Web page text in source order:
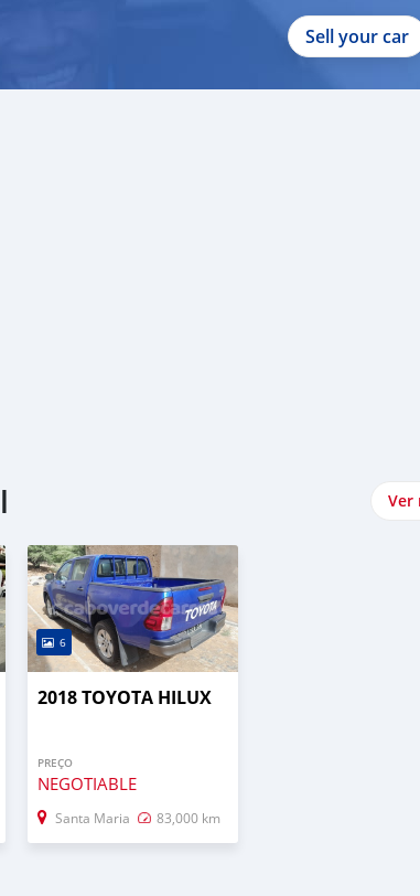
Sell your car
Ver
6
2018 TOYOTA HILUX
PREÇO
NEGOTIABLE
Santa Maria 83,000 km